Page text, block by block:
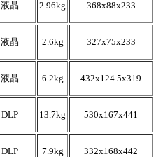
液晶 2.96kg 368x88x233
液晶 2.6kg 327x75x233
液晶 6.2kg 432x124.5x319
DLP 13.7kg 530x167x441
DLP 7.9kg 332x168x442